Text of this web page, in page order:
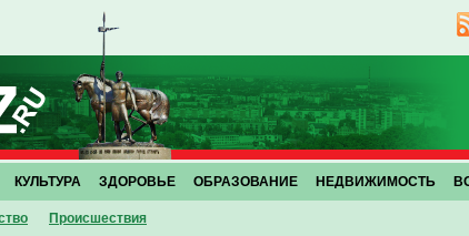
Проиcшествия
КУЛЬТУРА ЗДОРОВЬЕ ОБРАЗОВАНИЕ НЕДВИЖИМОСТЬ